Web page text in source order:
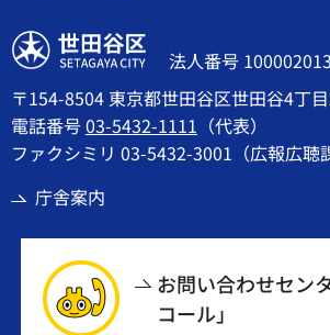
世田谷区
法人番号
〒154-8504 東京都世田谷区世田谷4丁
電話番号03-5432-1111 （代表）
ファクシミリ 03-5432-3001（広報広聴
庁舎案内
お問い合わせセン
コール」